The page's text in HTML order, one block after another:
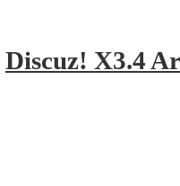
Discuz! X3.4